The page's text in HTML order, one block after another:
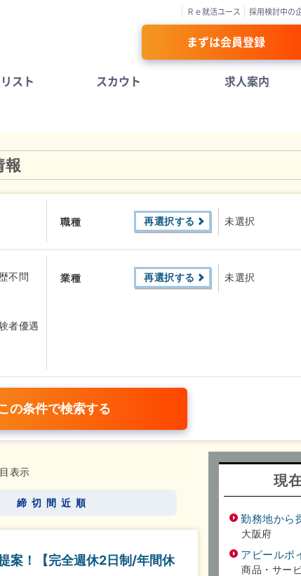
Ｒｅ就活ユース 採用検討中の
まずは会員登録
スト スカウト 求人案内
報
職種 再選択する 未選択
不問
者優遇
業種 再選択する 未選択
少なめ（1日1時間以内）
表示
締切間近順
案！【完全週休2日制/年間休
現
勤務地から
大阪府
アピールポ
商品・サー